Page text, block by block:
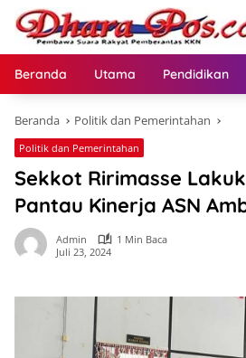
Langsung
konten
Beranda Utama Pendidikan
Beranda Politik dan Pemerintahan
Politik dan Pemerintahan
Sekkot Ririmasse
Pantau Kinerja ASN
Admin
1 Min Baca
Juli 23, 2024